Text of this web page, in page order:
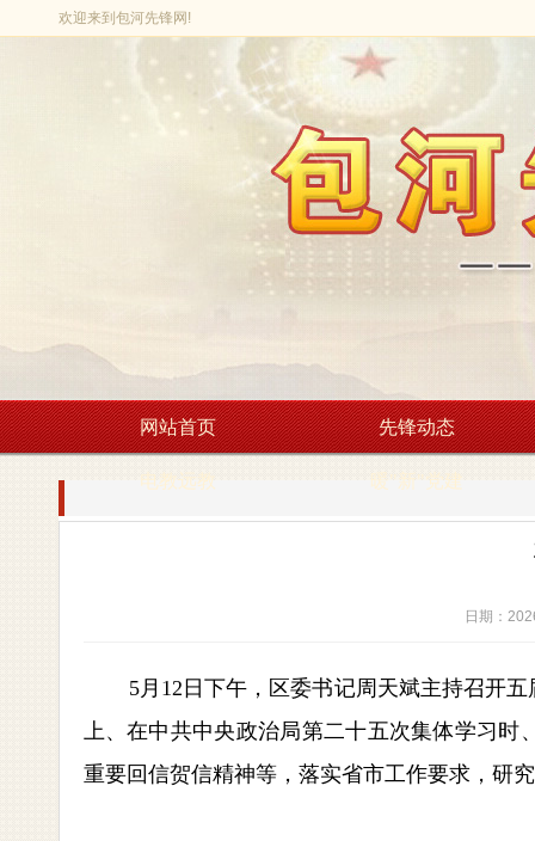
欢迎来到包河先锋网!
网站首页 先锋动态
电教远教 暖"新"党建
日期：
5月12日下午，区委书记周天斌主持召开
上、在中共中央政治局第二十五次集体学习时
重要回信贺信精神等，落实省市工作要求，研